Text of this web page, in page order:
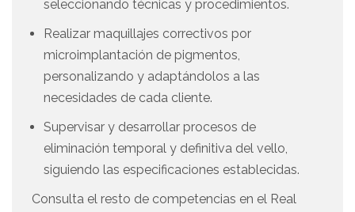
seleccionando técnicas y procedimientos.
Realizar maquillajes correctivos por
microimplantación de pigmentos,
personalizando y adaptándolos a las
necesidades de cada cliente.
Supervisar y desarrollar procesos de
eliminación temporal y definitiva del vello,
siguiendo las especificaciones establecidas.
Consulta el resto de competencias en el Real